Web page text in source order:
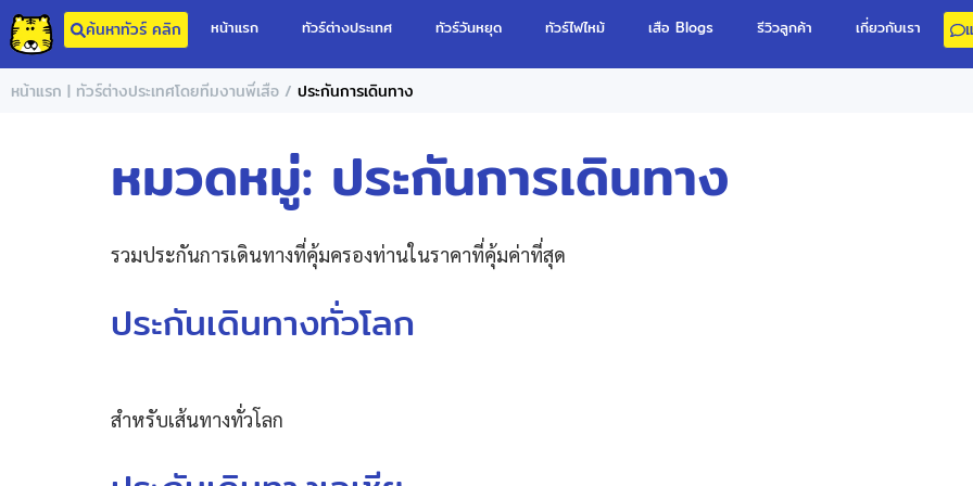
ค้นหาทัวร์ คลิก หน้าแรก ทัวร์ต่างประเทศ ทัวร์วันหยุด ทัวร์ไฟไหม้ เสือ Blogs รีวิวลูกค้า เกี่ยวกับเรา
หน้าแรก | ทัวร์ต่างประเทศโดยทีมงานพี่เสือ / ประกันการเดินทาง
หมวดหมู่: ประกันการเดินทาง
รวมประกันการเดินทางที่คุ้มครองท่านในราคาที่คุ้มค่าที่สุด
ประกันเดินทางทั่วโลก
สำหรับเส้นทางทั่วโลก